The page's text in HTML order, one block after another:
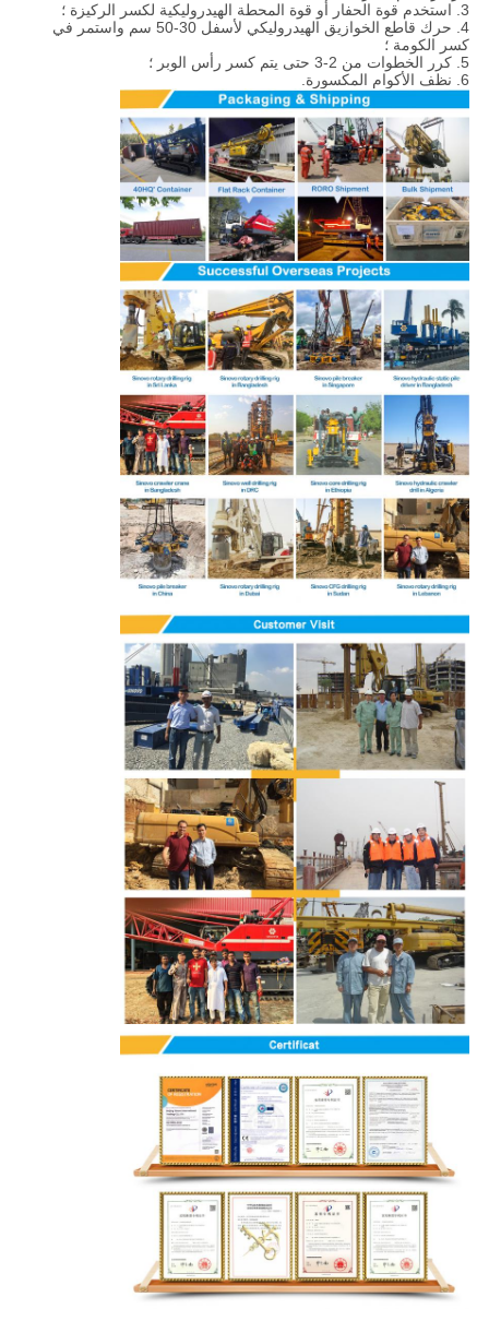
3. استخدم قوة الحفار أو قوة المحطة الهيدروليكية لكسر الركيزة ؛
4. حرك قاطع الخوازيق الهيدروليكي لأسفل 30-50 سم واستمر في
كسر الكومة ؛
5. كرر الخطوات من 2-3 حتى يتم كسر رأس الوبر ؛
6. نظف الأكوام المكسورة.